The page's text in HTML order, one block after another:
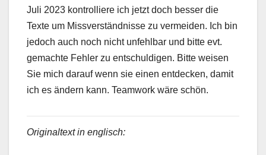
Juli 2023 kontrolliere ich jetzt doch besser die
Texte um Missverständnisse zu vermeiden. Ich bin
jedoch auch noch nicht unfehlbar und bitte evt.
gemachte Fehler zu entschuldigen. Bitte weisen
Sie mich darauf wenn sie einen entdecken, damit
ich es ändern kann. Teamwork wäre schön.
Originaltext in englisch: